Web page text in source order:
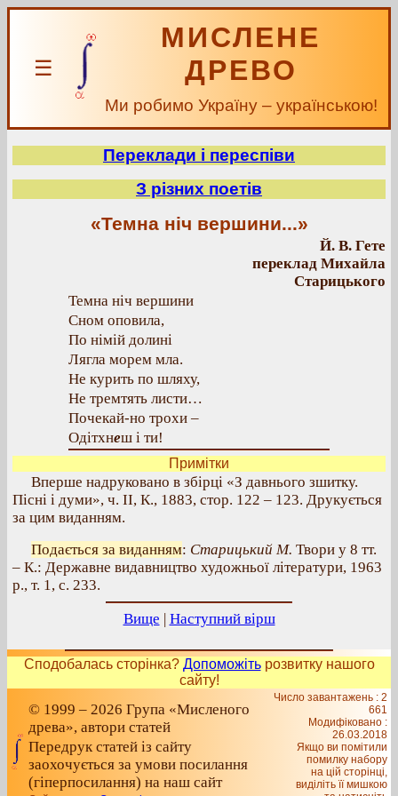
☰
МИСЛЕНЕ
ДРЕВО
Ми робимо Україну – українською!
Переклади і переспіви
З різних поетів
«Темна ніч вершини...»
Й. В. Гете
переклад Михайла
Старицького
Темна ніч вершини
Сном оповила,
По німій долині
Лягла морем мла.
Не курить по шляху,
Не тремтять листи…
Почекай-но трохи –
Одітхнеш і ти!
Примітки
Вперше надруковано в збірці «З давнього зшитку.
Пісні і думи», ч. II, К., 1883, стор. 122 – 123. Друкується
за цим виданням.
Подається за виданням: Старицький М. Твори у 8 тт.
– К.: Державне видавництво художньої літератури, 1963
р., т. 1, с. 233.
Вище | Наступний вірш
Сподобалась сторінка? Допоможітьрозвитку нашого
сайту!
© 1999 – 2026 Група «Мисленого
древа», автори статей
Передрук статей із сайту
заохочується за умови посилання
(гіперпосилання) на наш сайт
Число завантажень : 2
661
Модифіковано :
26.03.2018
Якщо ви помітили
помилку набору
на цiй сторiнцi,
видiлiть її мишкою